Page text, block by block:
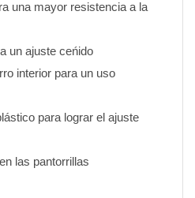
una mayor resistencia a la
un ajuste ceńido
interior para un uso
para lograr el ajuste
las pantorrillas